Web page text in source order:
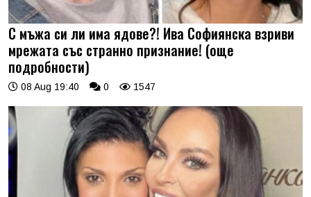
С мъжа си ли има ядове?! Ива Софиянска взриви
мрежата със странно признание! (още
подробности)
08 Aug 19:40 0 1547